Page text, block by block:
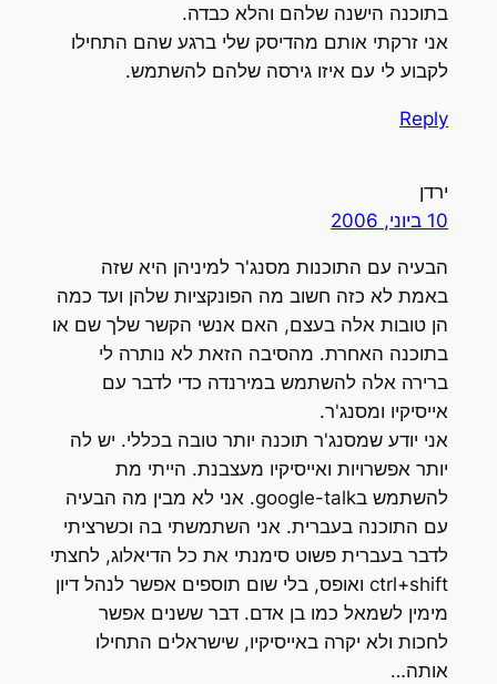
בתוכנה הישנה שלהם והלא כבדה.
אני זרקתי אותם מהדיסק שלי ברגע שהם התחילו
לקבוע לי עם איזו גירסה שלהם להשתמש.
Reply
ירדן
10 ביוני, 2006
הבעיה עם התוכנות מסנג'ר למיניהן היא שזה
באמת לא כזה חשוב מה הפונקציות שלהן ועד כמה
הן טובות אלה בעצם, האם אנשי הקשר שלך שם או
בתוכנה האחרת. מהסיבה הזאת לא נותרה לי
ברירה אלה להשתמש במירנדה כדי לדבר עם
אייסיקיו ומסנג'ר.
אני יודע שמסנג'ר תוכנה יותר טובה בכללי. יש לה
יותר אפשרויות ואייסיקיו מעצבנת. הייתי מת
להשתמש בgoogle-talk. אני לא מבין מה הבעיה
עם התוכנה בעברית. אני השתמשתי בה וכשרציתי
לדבר בעברית פשוט סימנתי את כל הדיאלוג, לחצתי
ctrl+shift ואופס, בלי שום תוספים אפשר לנהל דיון
מימין לשמאל כמו בן אדם. דבר ששנים אפשר
לחכות ולא יקרה באייסיקיו, שישראלים התחילו
אותה…